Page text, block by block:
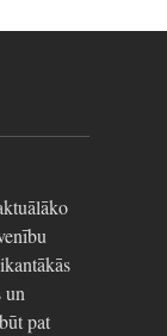
un
pat